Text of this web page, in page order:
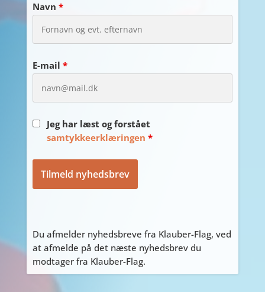
Navn *
E-mail *
Jeg har læst og forstået
samtykkeerklæringen *
Du afmelder nyhedsbreve fra Klauber-Flag, ved
at afmelde på det næste nyhedsbrev du
modtager fra Klauber-Flag.